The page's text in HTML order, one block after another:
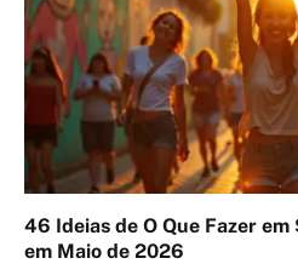
46 Ideias de O Que Fazer em
em Maio de 2026